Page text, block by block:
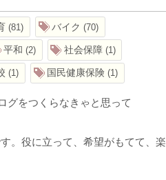
81 バイク 70
平和 2 社会保障 1
1 国民健康保険 1
グをつくらなきゃと思って
。役に立って、希望がもてて、楽